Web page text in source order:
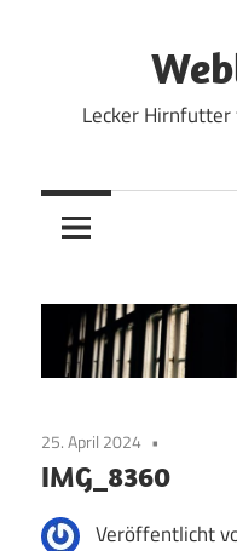
Lecker
25. April 2024
IMG_8360
Veröffentlicht